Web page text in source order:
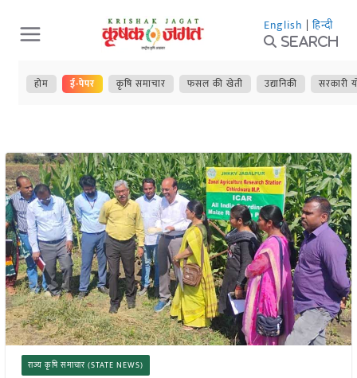
Skip
to
content
English | हिन्दी
Search
होम ई-पेपर कृषि समाचार फसल की खेती उद्यानिकी सरकारी
राज्य कृषि समाचार (STATE NEWS)